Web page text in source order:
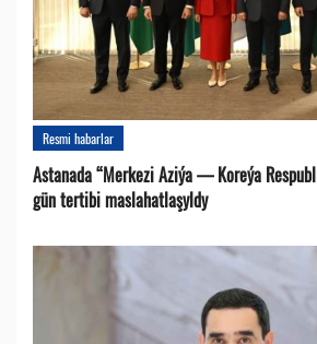
Resmi habarlar
Astanada “Merkezi Aziýa — Koreýa
gün tertibi maslahatlaşyldy